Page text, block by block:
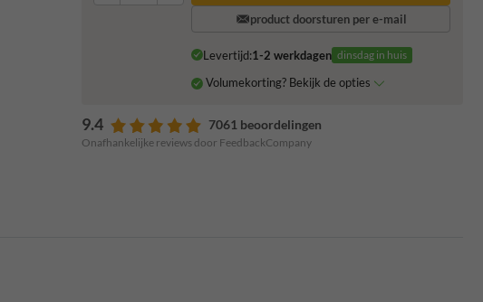
product doorsturen per e-mail
Levertijd:1-2 werkdagen dinsdag in huis
Volumekorting? Bekijk de opties
9.4 7061 beoordelingen
Onafhankelijke reviews door FeedbackCompany